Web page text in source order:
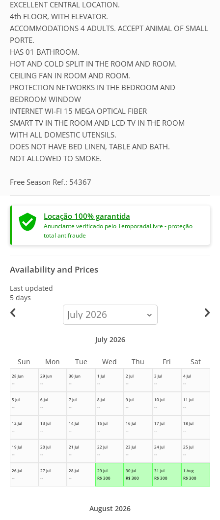
EXCELLENT CENTRAL LOCATION.
4th FLOOR, WITH ELEVATOR.
ACCOMMODATIONS 4 ADULTS. ACCEPT ANIMAL OF SMALL
PORTE.
HAS 01 BATHROOM.
HOT AND COLD SPLIT IN THE ROOM AND ROOM.
CEILING FAN IN ROOM AND ROOM.
PROTECTION NETWORKS IN THE BEDROOM AND
BEDROOM WINDOW
INTERNET WI-FI 15 MEGA OPTICAL FIBER
SMART TV IN THE ROOM AND LCD TV IN THE ROOM
WITH ALL DOMESTIC UTENSILS.
DOES NOT HAVE BED LINEN, TABLE AND BATH.
NOT ALLOWED TO SMOKE.
Free Season Ref.: 54367
Locação 100% garantida
Anunciante verificado pelo TemporadaLivre - proteção
total antifraude
Availability and Prices
Last updated
5 days
calendar-
month
28 Jun
--
29 Jun
--
30 Jun
--
1 Jul
--
2 Jul
--
3 Jul
--
4 Jul
--
5 Jul
--
6 Jul
--
7 Jul
--
8 Jul
--
9 Jul
--
10 Jul
--
11 Jul
--
12 Jul
--
13 Jul
--
14 Jul
--
15 Jul
--
16 Jul
--
17 Jul
--
18 Jul
--
19 Jul
--
20 Jul
--
21 Jul
--
22 Jul
--
23 Jul
--
24 Jul
--
25 Jul
--
26 Jul
--
27 Jul
--
28 Jul
--
29 Jul
R$ 300
30 Jul
R$ 300
31 Jul
R$ 300
1 Aug
R$ 300
July 2026
Sun Mon Tue Wed Thu Fri Sat
August 2026